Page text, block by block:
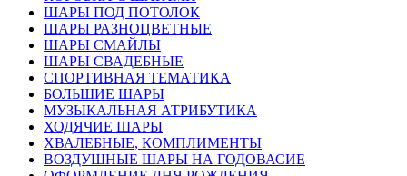
ШАРЫ ПОД ПОТОЛОК
ШАРЫ РАЗНОЦВЕТНЫЕ
ШАРЫ СМАЙЛЫ
ШАРЫ СВАДЕБНЫЕ
СПОРТИВНАЯ ТЕМАТИКА
БОЛЬШИЕ ШАРЫ
МУЗЫКАЛЬНАЯ АТРИБУТИКА
ХОДЯЧИЕ ШАРЫ
ХВАЛЕБНЫЕ, КОМПЛИМЕНТЫ
ВОЗДУШНЫЕ ШАРЫ НА ГОДОВАСИЕ